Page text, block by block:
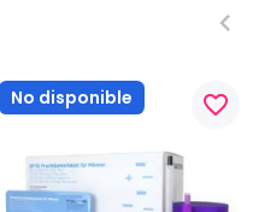
No disponible favorite_border
keyboard_arrow_left